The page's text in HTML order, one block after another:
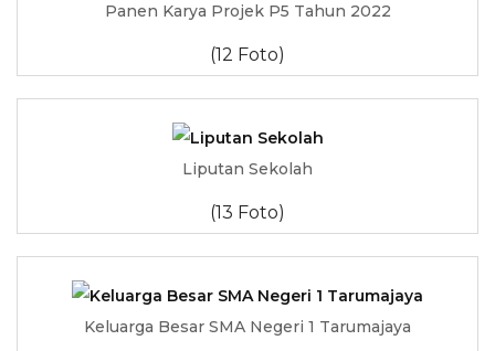
Panen Karya Projek P5 Tahun 2022
(12 Foto)
Liputan Sekolah
(13 Foto)
Keluarga Besar SMA Negeri 1 Tarumajaya